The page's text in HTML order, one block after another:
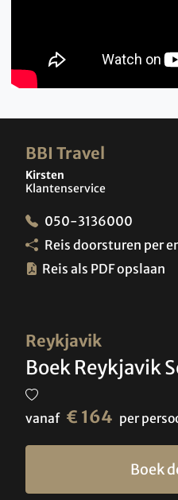
Reykjavik
Boek Reykjavik
vanaf € 164 per
Boek
BBI Travel
Kirsten
Klantenservice
050-3136000
Reis doorsturen per
Reis als PDF opslaan